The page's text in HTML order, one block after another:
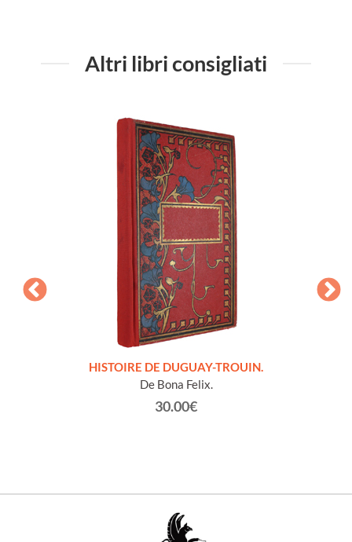
Altri libri consigliati
HISTOIRE DE DUGUAY-TROUIN.
De Bona Felix.
30.00€